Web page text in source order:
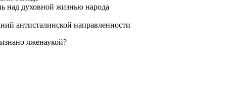
над духовной жизнью народа
антисталинской направленности
лженаукой?